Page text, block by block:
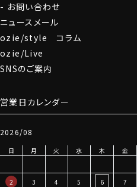
お問い合わせ
ニュースメール
ozie/style コラム
ozie/Live
SNSのご案内
営業日カレンダー
2026/08
日 月 火 水 木 金
2
3 4 5 6 7